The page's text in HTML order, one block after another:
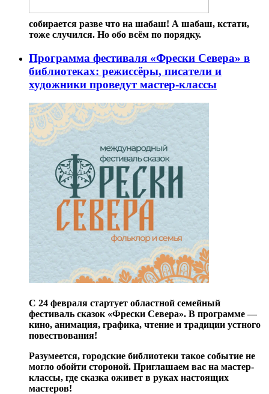
собирается разве что на шабаш! А шабаш, кстати,
тоже случился. Но обо всём по порядку.
Программа фестиваля «Фрески Севера» в
библиотеках: режиссёры, писатели и
художники проведут мастер-классы
С 24 февраля стартует областной семейный
фестиваль сказок «Фрески Севера». В программе —
кино, анимация, графика, чтение и традиции устного
повествования!
Разумеется, городские библиотеки такое событие не
могло обойти стороной. Приглашаем вас на мастер-
классы, где сказка оживет в руках настоящих
мастеров!